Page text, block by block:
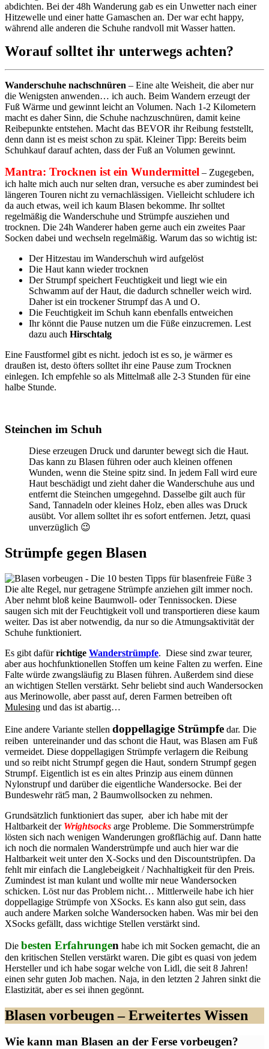
abdichten. Bei der 48h Wanderung gab es ein Unwetter nach einer
Hitzewelle und einer hatte Gamaschen an. Der war echt happy,
während alle anderen die Schuhe randvoll mit Wasser hatten.
Worauf solltet ihr unterwegs achten?
Wanderschuhe nachschnüren – Eine alte Weisheit, die aber nur
die Wenigsten anwenden… ich auch. Beim Wandern erzeugt der
Fuß Wärme und gewinnt leicht an Volumen. Nach 1-2 Kilometern
macht es daher Sinn, die Schuhe nachzuschnüren, damit keine
Reibepunkte entstehen. Macht das BEVOR ihr Reibung feststellt,
denn dann ist es meist schon zu spät. Kleiner Tipp: Bereits beim
Schuhkauf darauf achten, dass der Fuß an Volumen gewinnt.
Mantra: Trocknen ist ein Wundermittel – Zugegeben,
ich halte mich auch nur selten dran, versuche es aber zumindest bei
längeren Touren nicht zu vernachlässigen. Vielleicht schludere ich
da auch etwas, weil ich kaum Blasen bekomme. Ihr solltet
regelmäßig die Wanderschuhe und Strümpfe ausziehen und
trocknen. Die 24h Wanderer haben gerne auch ein zweites Paar
Socken dabei und wechseln regelmäßig. Warum das so wichtig ist:
Der Hitzestau im Wanderschuh wird aufgelöst
Die Haut kann wieder trocknen
Der Strumpf speichert Feuchtigkeit und liegt wie ein
Schwamm auf der Haut, die dadurch schneller weich wird.
Daher ist ein trockener Strumpf das A und O.
Die Feuchtigkeit im Schuh kann ebenfalls entweichen
Ihr könnt die Pause nutzen um die Füße einzucremen. Lest
dazu auch Hirschtalg
Eine Faustformel gibt es nicht. jedoch ist es so, je wärmer es
draußen ist, desto öfters solltet ihr eine Pause zum Trocknen
einlegen. Ich empfehle so als Mittelmaß alle 2-3 Stunden für eine
halbe Stunde.
Steinchen im Schuh
Diese erzeugen Druck und darunter bewegt sich die Haut.
Das kann zu Blasen führen oder auch kleinen offenen
Wunden, wenn die Steine spitz sind. In jedem Fall wird eure
Haut beschädigt und zieht daher die Wanderschuhe aus und
entfernt die Steinchen umgegehnd. Dasselbe gilt auch für
Sand, Tannadeln oder kleines Holz, eben alles was Druck
ausübt. Vor allem solltet ihr es sofort entfernen. Jetzt, quasi
unverzüglich 😉
Strümpfe gegen Blasen
Die alte Regel, nur getragene Strümpfe anziehen gilt immer noch.
Aber nehmt bloß keine Baumwoll- oder Tennissocken. Diese
saugen sich mit der Feuchtigkeit voll und transportieren diese kaum
weiter. Das ist aber notwendig, da nur so die Atmungsaktivität der
Schuhe funktioniert.
Es gibt dafürrichtige Wanderstrümpfe. Diese sind zwar teurer,
aber aus hochfunktionellen Stoffen um keine Falten zu werfen. Eine
Falte würde zwangsläufig zu Blasen führen. Außerdem sind diese
an wichtigen Stellen verstärkt. Sehr beliebt sind auch Wandersocken
aus Merinowolle, aber passt auf, deren Farmen betreiben oft
Mulesing und das ist abartig…
Eine andere Variante stellen doppellagige Strümpfe dar. Die
reiben untereinander und das schont die Haut, was Blasen am Fuß
vermeidet. Diese doppellagigen Strümpfe verlagern die Reibung
und so reibt nicht Strumpf gegen die Haut, sondern Strumpf gegen
Strumpf. Eigentlich ist es ein altes Prinzip aus einem dünnen
Nylonstrupf und darüber die eigentliche Wandersocke. Bei der
Bundeswehr rät5 man, 2 Baumwollsocken zu nehmen.
Grundsätzlich funktioniert das super, aber ich habe mit der
Haltbarkeit der Wrightsocks arge Probleme. Die Sommerstrümpfe
lösten sich nach wenigen Wanderungen großflächig auf. Dann hatte
ich noch die normalen Wanderstrümpfe und auch hier war die
Haltbarkeit weit unter den X-Socks und den Discountstrüpfen. Da
fehlt mir einfach die Langlebeigkeit / Nachhaltigkeit für den Preis.
Zumindest ist man kulant und wollte mir neue Wandersocken
schicken. Löst nur das Problem nicht… Mittlerweile habe ich hier
doppellagige Strümpfe von XSocks. Es kann also gut sein, dass
auch andere Marken solche Wandersocken haben. Was mir bei den
XSocks gefällt, dass wichtige Stellen verstärkt sind.
Die besten Erfahrungen habe ich mit Socken gemacht, die an
den kritischen Stellen verstärkt waren. Die gibt es quasi von jedem
Hersteller und ich habe sogar welche von Lidl, die seit 8 Jahren!
einen sehr guten Job machen. Naja, in den letzten 2 Jahren sinkt die
Elastizität, aber es sei ihnen gegönnt.
Blasen vorbeugen – Erweitertes Wissen
Wie kann man Blasen an der Ferse vorbeugen?